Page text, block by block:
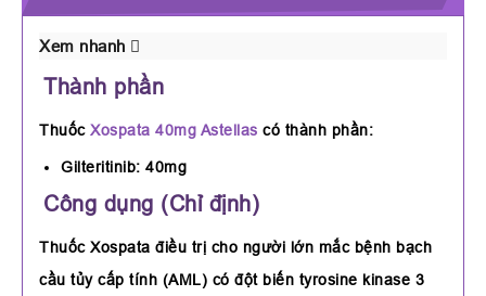
Xem nhanh
Thành phần
Thuốc Xospata 40mg Astellas có thành phần:
Gilteritinib: 40mg
Công dụng (Chỉ định)
Thuốc Xospata điều trị cho người lớn mắc bệnh bạch
cầu tủy cấp tính (AML) có đột biến tyrosine kinase 3